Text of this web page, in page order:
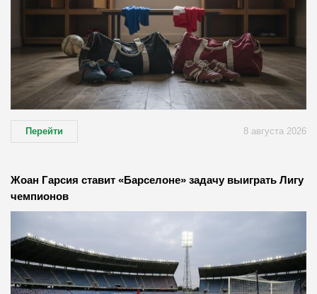
Перейти 8 августа 2026
Жоан Гарсия ставит «Барселоне» задачу выиграть Лигу
чемпионов